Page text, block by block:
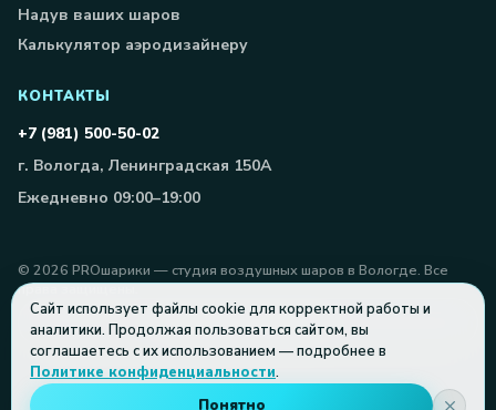
Сайт использует файлы cookie для корректной работы и
аналитики. Продолжая пользоваться сайтом, вы
соглашаетесь с их использованием — подробнее в
Политике конфиденциальности.
Понятно
Надув ваших шаров
Калькулятор аэродизайнеру
КОНТАКТЫ
+7 (981) 500-50-02
г. Вологда, Ленинградская 150А
Ежедневно 09:00–19:00
© 2026 PROшарики — студия воздушных шаров в Вологде. Все
права защищены.
Вернуться к шарам